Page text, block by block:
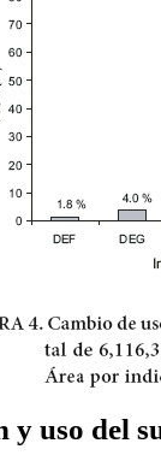
y uso del